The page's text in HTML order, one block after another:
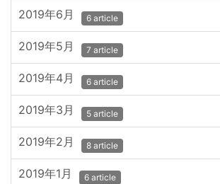
2019年6月 6 article
2019年5月 7 article
2019年4月 6 article
2019年3月 5 article
2019年2月 8 article
2019年1月 6 article